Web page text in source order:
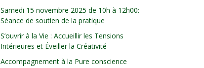
Samedi 15 novembre 2025 de 10h à 12h00:
Séance de soutien de la pratique
S’ouvrir à la Vie : Accueillir les Tensions
Intérieures et Éveiller la Créativité
Accompagnement à la Pure conscience